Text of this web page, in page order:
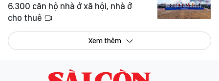
6.300 căn hộ nhà ở xã hội, nhà ở
cho thuê
Xem thêm